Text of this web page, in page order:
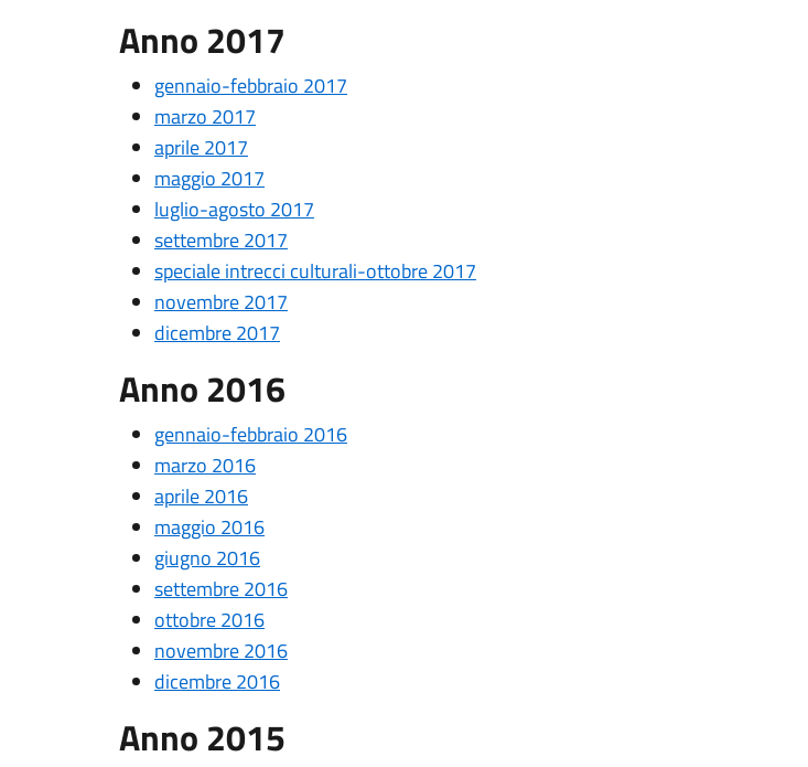
Anno 2017
gennaio-febbraio 2017
marzo 2017
aprile 2017
maggio 2017
luglio-agosto 2017
settembre 2017
speciale intrecci culturali-ottobre 2017
novembre 2017
dicembre 2017
Anno 2016
gennaio-febbraio 2016
marzo 2016
aprile 2016
maggio 2016
giugno 2016
settembre 2016
ottobre 2016
novembre 2016
dicembre 2016
Anno 2015